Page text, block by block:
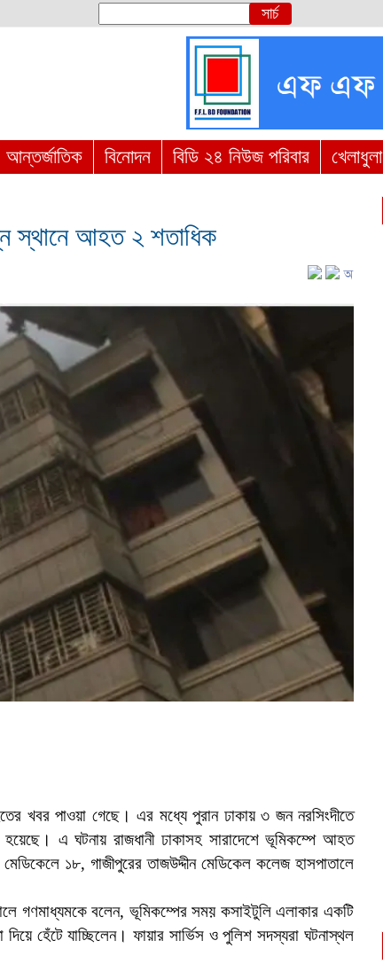
আন্তর্জাতিক বিনোদন বিডি ২৪ নিউজ পরিবার খেলাধুলা
স্থানে আহত ২ শতাধিক
খবর পাওয়া গেছে। এর মধ্যে পুরান ঢাকায় ৩ জন নরসিংদীতে
এ ঘটনায় রাজধানী ঢাকাসহ সারাদেশে ভূমিকম্পে আহত
১৮, গাজীপুরের তাজউদ্দীন মেডিকেল কলেজ হাসপাতালে
গণমাধ্যমকে বলেন, ভূমিকম্পের সময় কসাইটুলি এলাকার একটি
হেঁটে যাচ্ছিলেন। ফায়ার সার্ভিস ও পুলিশ সদস্যরা ঘটনাস্থল